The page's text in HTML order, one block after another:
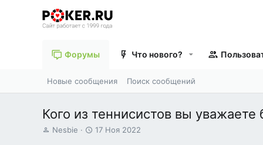
Форумы Что нового?
Новые сообщения Поиск сообщений
Кого из теннисистов вы уважаете
А
Nesbie
Д
17 Ноя 2022